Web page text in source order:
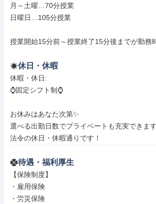
月～土曜…70分授業
日曜日…105分授業
授業開始15分前～授業終了15分後までが勤務
休日・休暇
休暇・休日:
⌚️固定シフト制⌚️
お休みはあなた次第✨
選べる出勤日数でプライベートも充実できま
法令の休日・休暇通りです！
待遇・福利厚生
【保険制度】
・雇用保険
・労災保険